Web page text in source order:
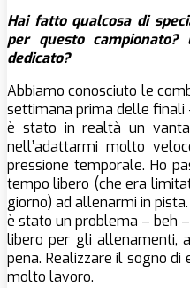
Hai fatto qualcosa di
per questo
dedicato?
Abbiamo conosciuto le
settimana prima delle
è stato in realtà un
nell’adattarmi molto
pressione temporale. Ho
tempo libero (che era
giorno) ad allenarmi in
è stato un problema – beh
libero per gli allenamenti,
pena. Realizzare il sogno
molto lavoro.